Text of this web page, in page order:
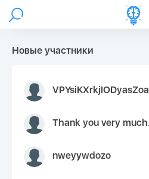
Новые участники
VPYsiKXrkjIODyasZoa
Thank you very much for your inquiry We appreciate you 9126052 https://youtube.com faceapple !
nweyywdozo